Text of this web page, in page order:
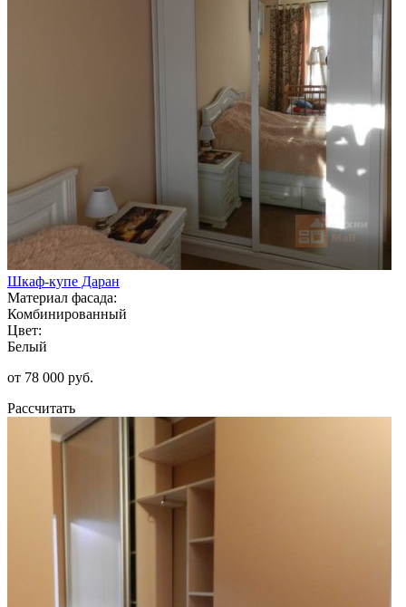
Шкаф-купе Даран
Материал фасада:
Комбинированный
Цвет:
Белый
от 78 000 руб.
Рассчитать